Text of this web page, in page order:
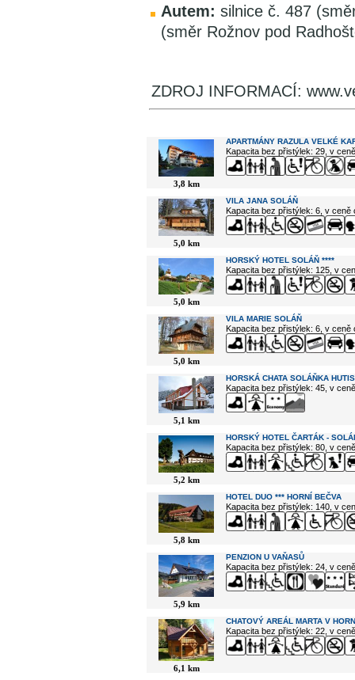
Autem: silnice č. 487
(směr Rožnov pod
ZDROJ INFORMACÍ:
3,8 km
APARTMÁNY RAZULA VELKÉ
Kapacita bez přistýlek: 29, v
5,0 km
VILA JANA SOLÁŇ
Kapacita bez přistýlek: 6, v ceně
5,0 km
HORSKÝ HOTEL SOLÁŇ ****
Kapacita bez přistýlek: 125, v
5,0 km
VILA MARIE SOLÁŇ
Kapacita bez přistýlek: 6, v ceně
5,1 km
HORSKÁ CHATA SOLÁŇKA
Kapacita bez přistýlek: 45, v
5,2 km
HORSKÝ HOTEL ČARTÁK -
Kapacita bez přistýlek: 80, v
5,8 km
HOTEL DUO *** HORNÍ BEČVA
Kapacita bez přistýlek: 140, v
5,9 km
PENZION U VAŇASŮ
Kapacita bez přistýlek: 24, v
6,1 km
CHATOVÝ AREÁL MARTA V
Kapacita bez přistýlek: 22, v